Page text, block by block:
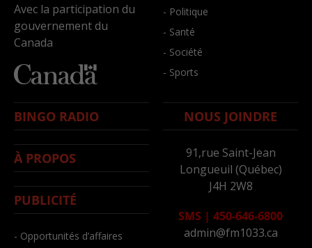
Avec la participation du
gouvernement du
Canada
- Politique
- Santé
- Société
- Sports
BINGO RADIO
À PROPOS
PUBLICITÉ
- Opportunités d’affaires
NOUS JOINDRE
91,rue Saint-Jean
Longueuil (Québec)
J4H 2W8
SMS | 450-646-6800
admin@fm1033.ca